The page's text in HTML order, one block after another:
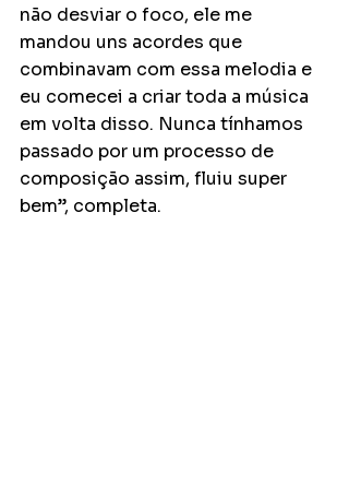
não desviar o foco, ele me
mandou uns acordes que
combinavam com essa melodia e
eu comecei a criar toda a música
em volta disso. Nunca tínhamos
passado por um processo de
composição assim, fluiu super
bem”, completa.